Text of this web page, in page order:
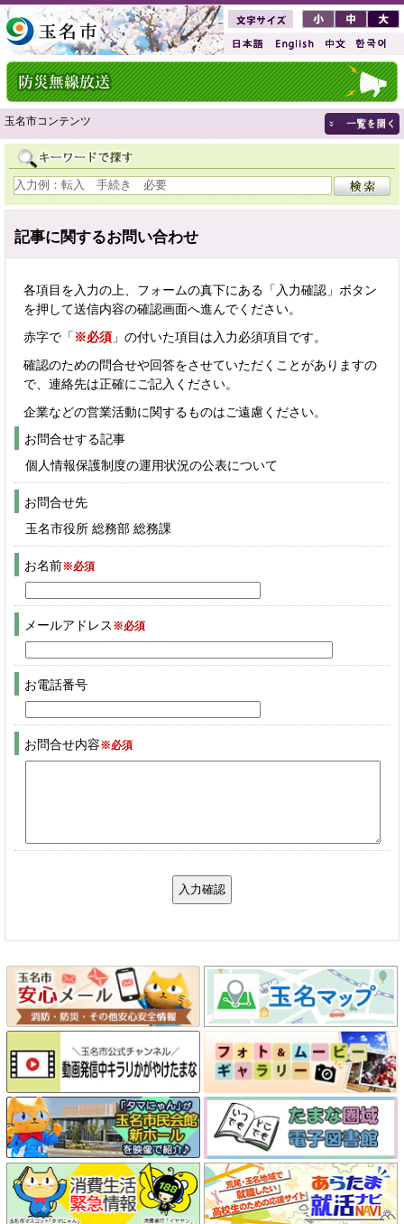
玉名市コンテンツ
記事に関するお問い合わせ
各項目を入力の上、フォームの真下にある「入力確認」ボタン
を押して送信内容の確認画面へ進んでください。
赤字で「 ※必須 」の付いた項目は入力必須項目です。
確認のための問合せや回答をさせていただくことがありますの
で、連絡先は正確にご記入ください。
企業などの営業活動に関するものはご遠慮ください。
お問合せする記事
個人情報保護制度の運用状況の公表について
お問合せ先
玉名市役所 総務部 総務課
お名前※必須
メールアドレス ※必須
お電話番号
お問合せ内容※必須